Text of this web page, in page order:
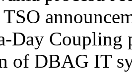
Day Coupling
of DBAG IT